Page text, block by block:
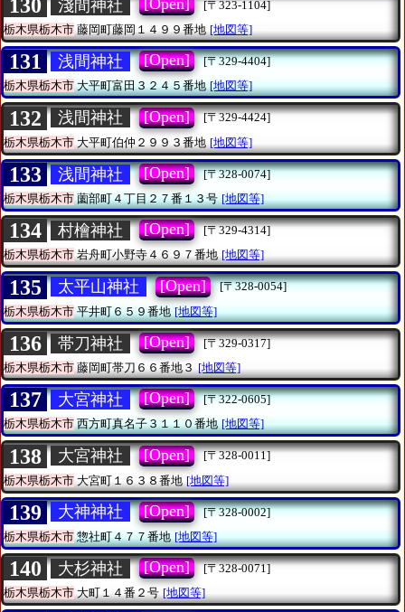
130 淺間神社 [Open]
[〒323-1104]
栃木県栃木市藤岡町藤岡１４９９番地 [地図等]
131 浅間神社 [Open]
[〒329-4404]
栃木県栃木市大平町富田３２４５番地 [地図等]
132 浅間神社 [Open]
[〒329-4424]
栃木県栃木市 大平町伯仲２９９３番地 [地図等]
133 浅間神社 [Open]
[〒328-0074]
栃木県栃木市薗部町４丁目２７番１３号 [地図等]
134 村檜神社 [Open]
[〒329-4314]
栃木県栃木市岩舟町小野寺４６９７番地 [地図等]
135 太平山神社 [Open]
[〒328-0054]
栃木県栃木市平井町６５９番地 [地図等]
136 帯刀神社 [Open]
[〒329-0317]
栃木県栃木市藤岡町帯刀６６番地３ [地図等]
137 大宮神社 [Open]
[〒322-0605]
栃木県栃木市西方町真名子３１１０番地 [地図等]
138 大宮神社 [Open]
[〒328-0011]
栃木県栃木市 大宮町１６３８番地 [地図等]
139 大神神社 [Open]
[〒328-0002]
栃木県栃木市惣社町４７７番地 [地図等]
140 大杉神社 [Open]
[〒328-0071]
栃木県栃木市大町１４番２号 [地図等]